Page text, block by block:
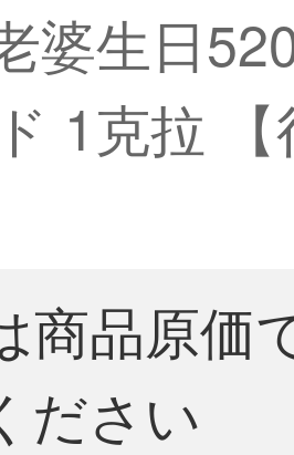
婆生日
1克拉 【
商品原価
ださい